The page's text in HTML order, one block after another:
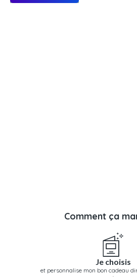
Comment ça
Je choisis
et personnalise mon bon cadeau